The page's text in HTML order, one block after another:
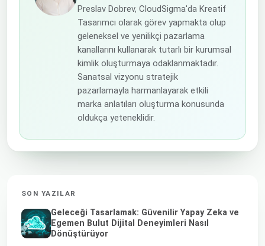
Preslav Dobrev, CloudSigma'da Kreatif
Tasarımcı olarak görev yapmakta olup
geleneksel ve yenilikçi pazarlama
kanallarını kullanarak tutarlı bir kurumsal
kimlik oluşturmaya odaklanmaktadır.
Sanatsal vizyonu stratejik
pazarlamayla harmanlayarak etkili
marka anlatıları oluşturma konusunda
oldukça yeteneklidir.
SON YAZILAR
Geleceği Tasarlamak: Güvenilir Yapay Zeka ve
Egemen Bulut Dijital Deneyimleri Nasıl
Dönüştürüyor